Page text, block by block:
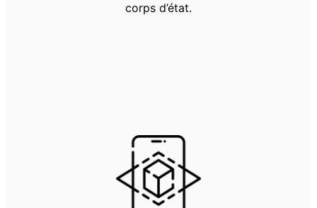
corps d’état.